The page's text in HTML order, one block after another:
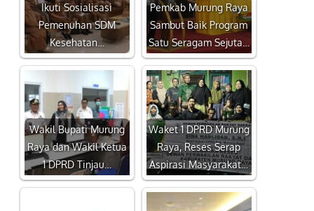
Ikuti Sosialisasi
Pemenuhan SDM
Kesehatan…
Pemkab Murung Raya
Sambut Baik Program
Satu Seragam Sejuta…
Wakil Bupati Murung
Raya dan Wakil Ketua
1 DPRD Tinjau…
Waket 1 DPRD Murung
Raya, Reses Serap
Aspirasi Masyarakat…